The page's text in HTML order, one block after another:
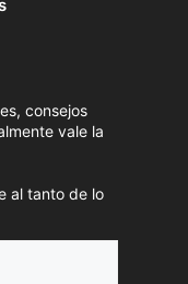
consejos
vale la
al tanto de lo